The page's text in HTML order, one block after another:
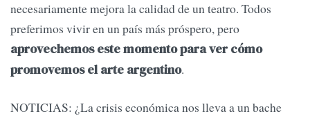
necesariamente mejora la calidad de un teatro. Todos
preferimos vivir en un país más próspero, pero
aprovechemos este momento para ver cómo
promovemos el arte argentino.
NOTICIAS: ¿La crisis económica nos lleva a un bache